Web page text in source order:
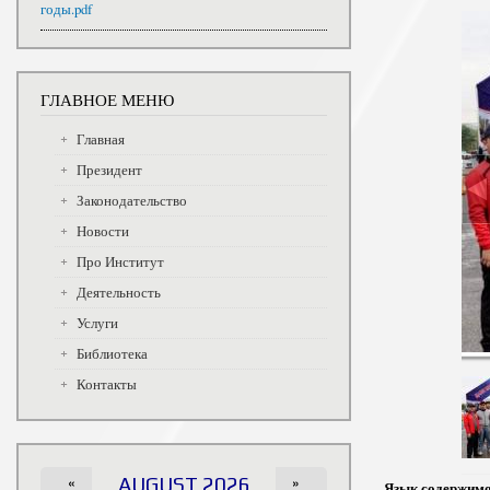
годы.pdf
ГЛАВНОЕ МЕНЮ
Главная
Президент
Законодательство
Новости
Про Институт
Деятельность
Услуги
Библиотека
Контакты
AUGUST 2026
« »